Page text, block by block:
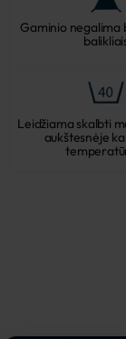
Gaminio negalima
Leidžiama skalbti
aukštesnėje